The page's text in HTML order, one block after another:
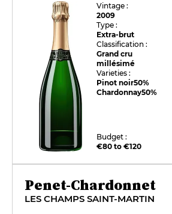
Vintage :
2009
Type :
Extra-brut
Classification :
Grand cru
millésimé
Varieties :
Pinot noir50%
Chardonnay50%
Budget :
€80 to €120
Penet-Chardonnet
LES CHAMPS SAINT-MARTIN